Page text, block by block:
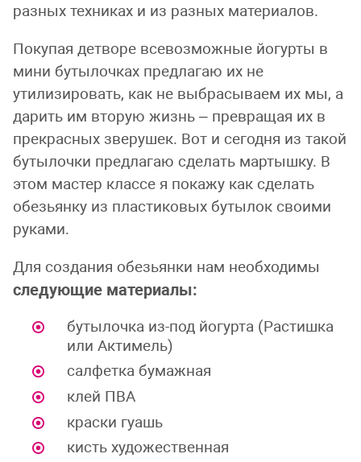
разных техниках и из разных материалов.
Покупая детворе всевозможные йогурты в
мини бутылочках предлагаю их не
утилизировать, как не выбрасываем их мы, а
дарить им вторую жизнь – превращая их в
прекрасных зверушек. Вот и сегодня из такой
бутылочки предлагаю сделать мартышку. В
этом мастер классе я покажу как сделать
обезьянку из пластиковых бутылок своими
руками.
Для создания обезьянки нам необходимы
следующие материалы:
бутылочка из-под йогурта (Растишка
или Актимель)
салфетка бумажная
клей ПВА
краски гуашь
кисть художественная